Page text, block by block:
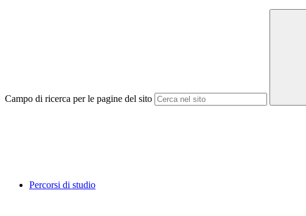
Campo di ricerca per le pagine del sito
Percorsi di studio